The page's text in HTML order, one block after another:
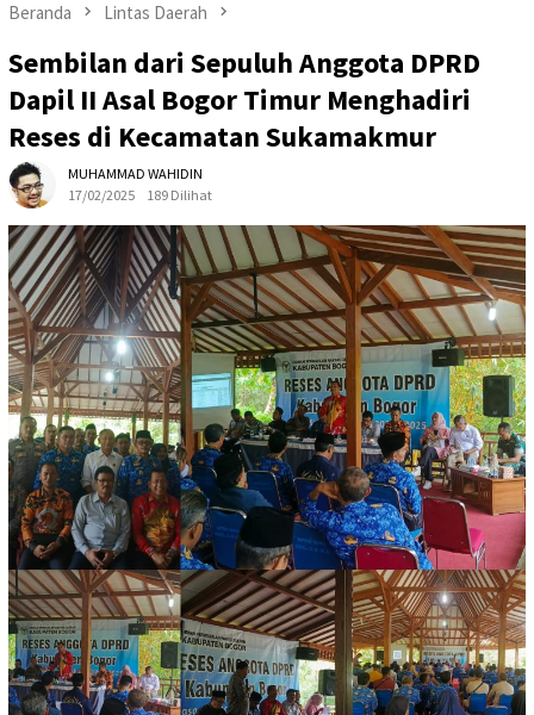
Beranda Lintas Daerah
Sembilan dari Sepuluh Anggota DPRD
Dapil II Asal Bogor Timur Menghadiri
Reses di Kecamatan Sukamakmur
MUHAMMAD WAHIDIN
17/02/2025
189 Dilihat